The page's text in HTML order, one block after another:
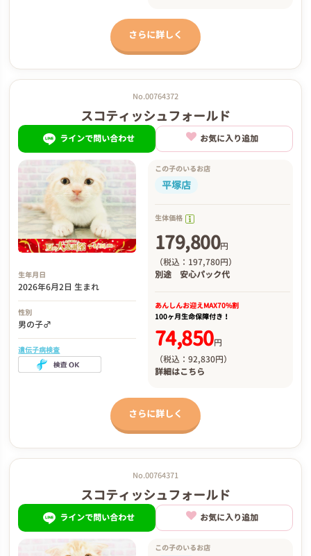
さらに詳しく
No.00764372
スコティッシュフォールド
ラインで問い合わせ お気に入り追加
生年月日
2026年6月2日 生まれ
性別
男の子♂
遺伝子病検査
この子のいるお店
平塚店
生体価格
179,800円
（税込：197,780円）
別途 安心パック代
あんしんお迎えMAX70%割
100ヶ月生命保障付き！
74,850円
（税込：92,830円）
詳細はこちら
さらに詳しく
No.00764371
スコティッシュフォールド
ラインで問い合わせ お気に入り追加
この子のいるお店